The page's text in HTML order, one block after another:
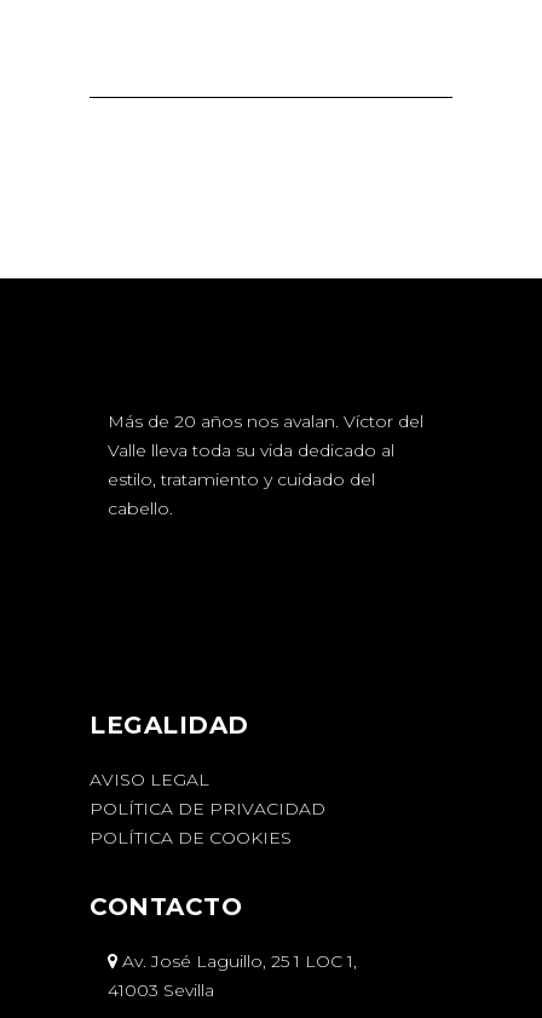
Más de 20 años nos avalan. Víctor del
Valle lleva toda su vida dedicado al
estilo, tratamiento y cuidado del
cabello.
LEGALIDAD
AVISO LEGAL
POLÍTICA DE PRIVACIDAD
POLÍTICA DE COOKIES
CONTACTO
Av. José Laguillo, 25 1 LOC 1,
41003 Sevilla